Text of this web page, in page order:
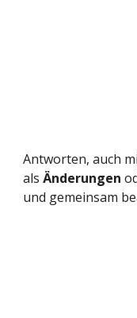
Antworten, auch
als Änderungen
und gemeinsam